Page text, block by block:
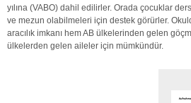
yılına (VABO) dahil edilirler. Orada çocuklar
ve mezun olabilmeleri için destek görürler.
aracılık imkanı hem AB ülkelerinden gelen
ülkelerden gelen aileler için mümkündür.